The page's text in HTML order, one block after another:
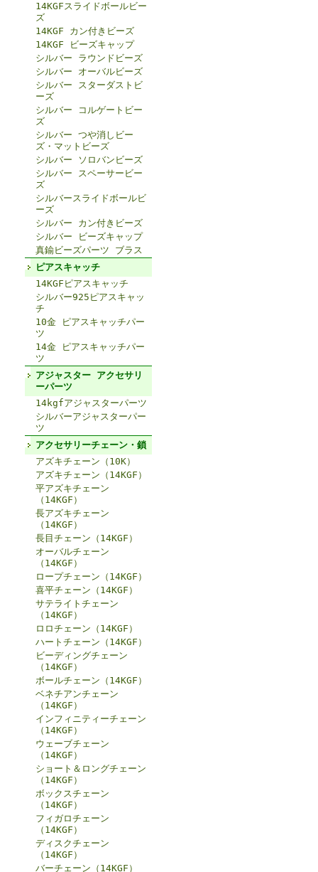
14KGFスライドボールビー
ズ
14KGF カン付きビーズ
14KGF ビーズキャップ
シルバー ラウンドビーズ
シルバー オーバルビーズ
シルバー スターダストビ
ーズ
シルバー コルゲートビー
ズ
シルバー つや消しビー
ズ・マットビーズ
シルバー ソロバンビーズ
シルバー スペーサービー
ズ
シルバースライドボールビ
ーズ
シルバー カン付きビーズ
シルバー ビーズキャップ
真鍮ビーズパーツ ブラス
ピアスキャッチ
14KGFピアスキャッチ
シルバー925ピアスキャッ
チ
10金 ピアスキャッチパー
ツ
14金 ピアスキャッチパー
ツ
アジャスター アクセサリ
ーパーツ
14kgfアジャスターパーツ
シルバーアジャスターパー
ツ
アクセサリーチェーン・鎖
アズキチェーン（10K）
アズキチェーン（14KGF）
平アズキチェーン
（14KGF）
長アズキチェーン
（14KGF）
長目チェーン（14KGF）
オーバルチェーン
（14KGF）
ロープチェーン（14KGF）
喜平チェーン（14KGF）
サテライトチェーン
（14KGF）
ロロチェーン（14KGF）
ハートチェーン（14KGF）
ビーディングチェーン
（14KGF）
ボールチェーン（14KGF）
ベネチアンチェーン
（14KGF）
インフィニティーチェーン
（14KGF）
ウェーブチェーン
（14KGF）
ショート＆ロングチェーン
（14KGF）
ボックスチェーン
（14KGF）
フィガロチェーン
（14KGF）
ディスクチェーン
（14KGF）
バーチェーン（14KGF）